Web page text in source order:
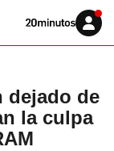
Volver
Iniciar
sesión
dejado de
la culpa